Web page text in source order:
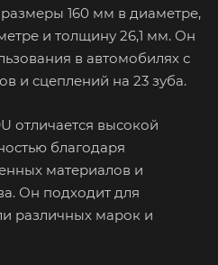
160 мм в диаметре,
и толщину 26,1 мм. Он
в автомобилях с
и сцеплений на 23 зуба.
отличается высокой
благодаря
материалов и
Он подходит для
различных марок и